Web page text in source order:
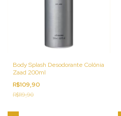
Body Splash Desodorante Colônia
Zaad 200ml
R$109,90
R$119,90